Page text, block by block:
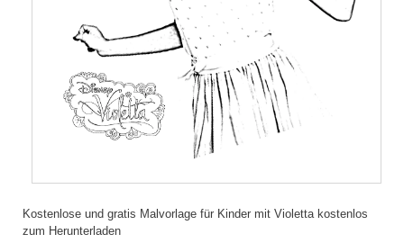
Kostenlose und gratis Malvorlage für Kinder mit Violetta kostenlos
zum Herunterladen